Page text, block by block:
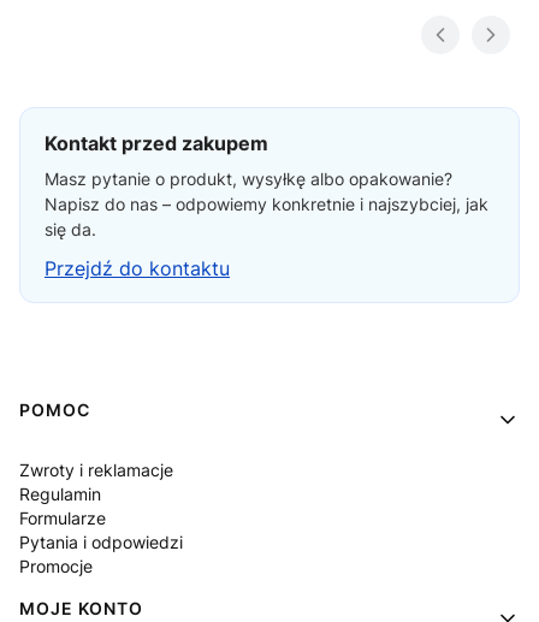
Kontakt przed zakupem
Masz pytanie o produkt, wysyłkę albo opakowanie?
Napisz do nas – odpowiemy konkretnie i najszybciej, jak
się da.
Przejdź do kontaktu
Linki w stopce
POMOC
Zwroty i reklamacje
Regulamin
Formularze
Pytania i odpowiedzi
Promocje
MOJE KONTO